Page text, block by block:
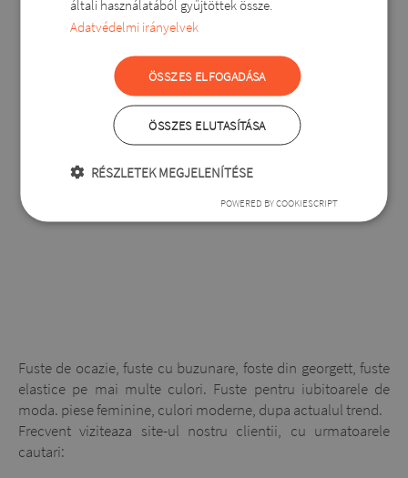
Fuste de ocazie, fuste cu buzunare, foste din georgett, fuste
elastice pe mai multe culori. Fuste pentru iubitoarele de
moda. piese feminine, culori moderne, dupa actualul trend.
Frecvent viziteaza site-ul nostru clientii, cu urmatoarele
cautari:
általi használatából gyűjtöttek össze.
Adatvédelmi irányelvek
ÖSSZES ELFOGADÁSA
ÖSSZES ELUTASÍTÁSA
RÉSZLETEK MEGJELENÍTÉSE
POWERED BY COOKIESCRIPT